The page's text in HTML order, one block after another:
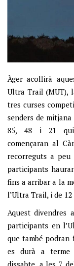
Àger acollirà
Ultra Trail (MUT),
tres curses
senders de mitjana
85, 48 i 21
començaran al
recorreguts a peu
participants
fins a arribar a la
l’Ultra Trail, i de
Aquest divendres
participants en
que també podran
es durà a terme
dissabte, a les 7